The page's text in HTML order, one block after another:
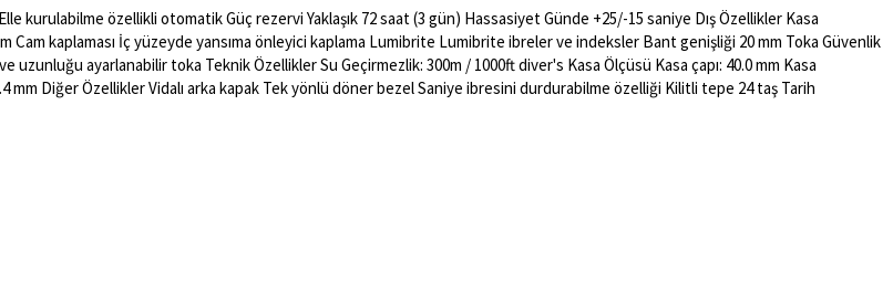
kurulabilme özellikli otomatik Güç rezervi Yaklaşık 72 saat (3 gün) Hassasiyet Günde +25/-15 saniye Dış Özellikler Kasa
Cam kaplaması İç yüzeyde yansıma önleyici kaplama Lumibrite Lumibrite ibreler ve indeksler Bant genişliği 20 mm Toka Güvenlik
uzunluğu ayarlanabilir toka Teknik Özellikler Su Geçirmezlik: 300m / 1000ft diver's Kasa Ölçüsü Kasa çapı: 40.0 mm Kasa
mm Diğer Özellikler Vidalı arka kapak Tek yönlü döner bezel Saniye ibresini durdurabilme özelliği Kilitli tepe 24 taş Tarih